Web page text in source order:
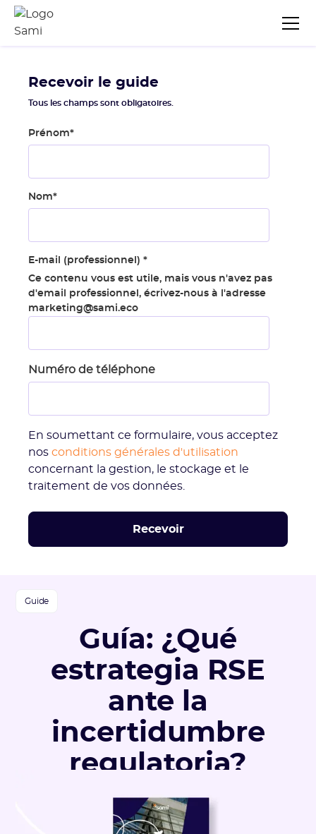
Guide
Guía: ¿Qué
estrategia RSE
ante la
incertidumbre
regulatoria?
Recevoir le guide
Tous les champs sont obligatoires.
Prénom*
Nom*
E-mail (professionnel) *
Ce contenu vous est utile, mais vous n'avez pas
d'email professionnel, écrivez-nous à l'adresse
marketing@sami.eco
Numéro de téléphone
En soumettant ce formulaire, vous acceptez
nos conditions générales d'utilisation
concernant la gestion, le stockage et le
traitement de vos données.